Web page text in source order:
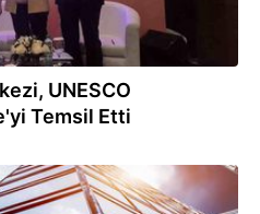
UNESCO
Temsil Etti